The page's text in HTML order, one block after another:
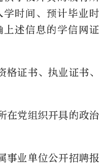
时间、预计毕业时
述信息的学信网证
格证书、执业证书、
在党组织开具的政治
事业单位公开招聘报